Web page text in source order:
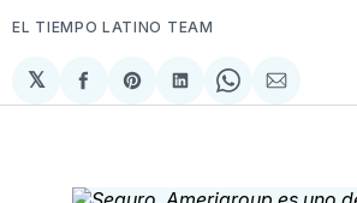
EL TIEMPO LATINO TEAM
𝕏
Compartir
en
Share
on
Compartir
en
Share
on
via